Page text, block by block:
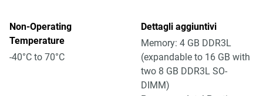
Non-Operating
Temperature
-40°C to 70°C
Dettagli aggiuntivi
Memory: 4 GB DDR3L
(expandable to 16 GB with
two 8 GB DDR3L SO-
DIMM)